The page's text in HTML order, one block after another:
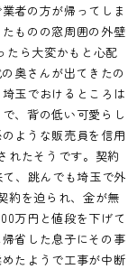
者の方が帰ってしま
ものの窓周囲の外壁
たら大変かもと心配
奥さんが出てきたの
玉でおけるところは
、背の低い可愛らし
ような販売員を信用
れたそうです。契約
、跳んでも埼玉で外
約を迫られ、金が無
万円と値段を下げて
省した息子にその事
たようで工事が中断